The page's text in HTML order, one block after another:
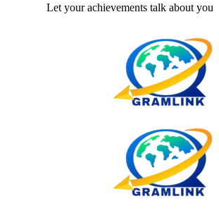
Let your achievements talk about you